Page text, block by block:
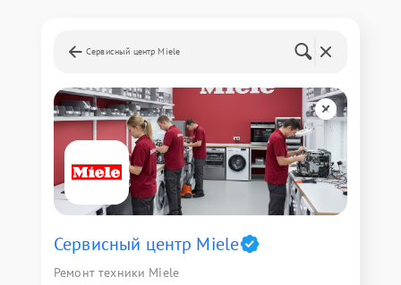
Сервисный центр Miele
Сервисный центр Miele
Ремонт техники Miele